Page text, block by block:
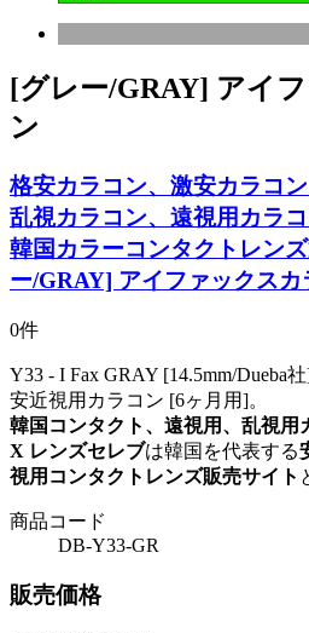
[グレー/GRAY] アイ
ン
格安カラコン、激安カラコ
乱視カラコン、遠視用カラ
韓国カラーコンタクトレン
ー/GRAY] アイファックス
0件
Y33 - I Fax GRAY [14.5mm/Dueba
安近視用カラコン [6ヶ月用]。
韓国コンタクト、遠視用、乱視用
X レンズセレブは韓国を代表する
視用コンタクトレンズ販売サイト
商品コード
DB-Y33-GR
販売価格